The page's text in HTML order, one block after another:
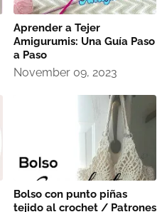
Aprender a Tejer
Amigurumis: Una Guía Paso
a Paso
November 09, 2023
Bolso con punto piñas
tejido al crochet / Patrones